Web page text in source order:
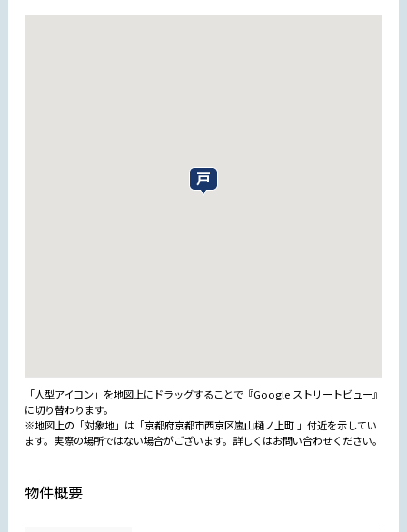
「人型アイコン」を地図上にドラッグすることで『Google ストリートビュー』
に切り替わります。
※地図上の「対象地」は「京都府京都市西京区嵐山樋ノ上町 」付近を示してい
ます。実際の場所ではない場合がございます。詳しくはお問い合わせください。
物件概要